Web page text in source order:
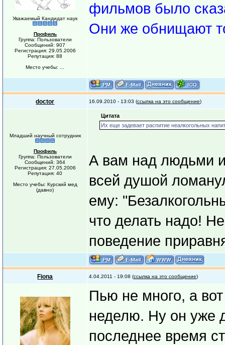
Уважаемый Кандидат наук
Профиль
Группа: Пользователи
Сообщений: 907
Регистрация: 29.05.2006
Репутация: 88
Место учебы: ...
фильмов было
Они же обнищают
doctor 16.09.2010 - 13:03 (ссылка на это сообщение)
Младший научный сотрудник
Профиль
Группа: Пользователи
Сообщений: 364
Регистрация: 27.05.2006
Репутация: 40
Место учебы: Курский мед
(давно)
Цитата
Их еще задевает распитие неалкогольных
А вам над людьми
всей душой
ему:
что делать надо!
поведение
Fiona 4.04.2011 - 19:08 (ссылка на это сообщение)
Пью не много, а
неделю. Ну он уже
последнее время